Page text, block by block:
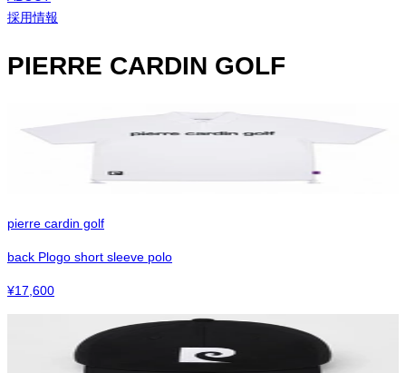
採用情報
PIERRE CARDIN GOLF
pierre cardin golf
back Plogo short sleeve polo
¥17,600